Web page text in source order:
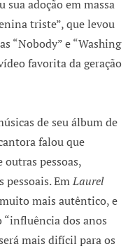
adoção em massa
triste”, que levou
“Nobody” e “Washing
favorita da geração
de seu álbum de
falou que
outras pessoas,
pessoais. EmLaurel
mais autêntico, e
dos anos
mais difícil para os